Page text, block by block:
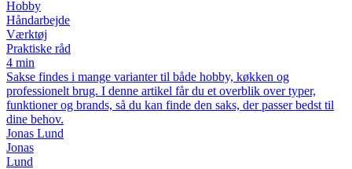
Hobby
Håndarbejde
Værktøj
Praktiske råd
4 min
Sakse findes i mange varianter til både hobby, køkken og
professionelt brug. I denne artikel får du et overblik over typer,
funktioner og brands, så du kan finde den saks, der passer bedst til
dine behov.
Jonas Lund
Jonas
Lund